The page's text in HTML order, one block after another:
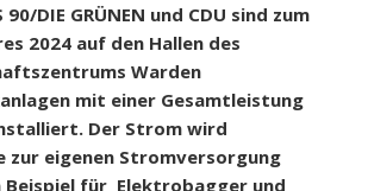
DIE GRÜNEN und CDU sind zum
2024 auf den Hallen des
Warden
mit einer Gesamtleistung
Der Strom wird
zur eigenen Stromversorgung
Beispiel für Elektrobagger und